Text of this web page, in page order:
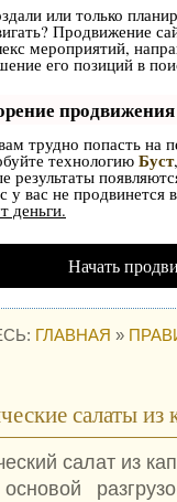
или только
Продвижение
мероприятий,
его позиций в
продвижения
трудно попасть на
технологию Буст
результаты
у вас не продвинется
деньги.
Начать
ГЛАВНАЯ »
салаты из
салат из